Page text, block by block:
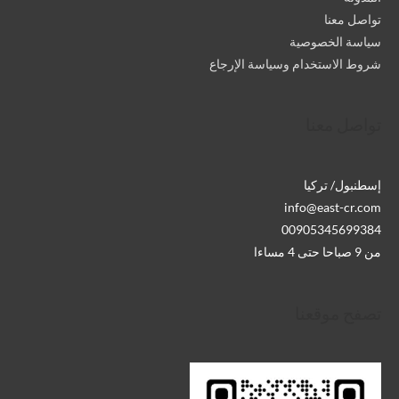
تواصل معنا
سياسة الخصوصية
شروط الاستخدام وسياسة الإرجاع
إسطنبول/ تركيا
info@east-cr.com
00905345699384
من 9 صباحا حتى 4 مساءا